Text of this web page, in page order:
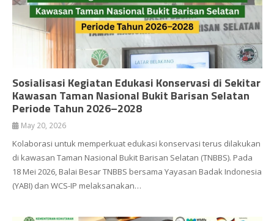
Sosialisasi Kegiatan Edukasi Konservasi di Sekitar
Kawasan Taman Nasional Bukit Barisan Selatan
Periode Tahun 2026–2028
May 20, 2026
Kolaborasi untuk memperkuat edukasi konservasi terus dilakukan
di kawasan Taman Nasional Bukit Barisan Selatan (TNBBS). Pada
18 Mei 2026, Balai Besar TNBBS bersama Yayasan Badak Indonesia
(YABI) dan WCS-IP melaksanakan…